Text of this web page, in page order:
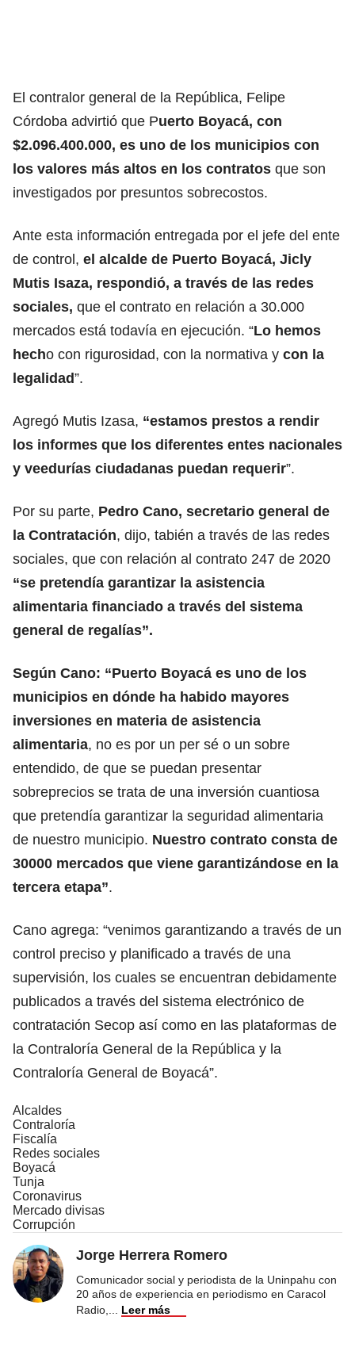
El contralor general de la República, Felipe
Córdoba advirtió que Puerto Boyacá, con
$2.096.400.000, es uno de los municipios con
los valores más altos en los contratos que son
investigados por presuntos sobrecostos.
Ante esta información entregada por el jefe del ente
de control, el alcalde de Puerto Boyacá, Jicly
Mutis Isaza, respondió, a través de las redes
sociales, que el contrato en relación a 30.000
mercados está todavía en ejecución. “Lo hemos
hecho con rigurosidad, con la normativa y con la
legalidad”.
Agregó Mutis Izasa, “estamos prestos a rendir
los informes que los diferentes entes nacionales
y veedurías ciudadanas puedan requerir”.
Por su parte, Pedro Cano, secretario general de
la Contratación, dijo, tabién a través de las redes
sociales, que con relación al contrato 247 de 2020
“se pretendía garantizar la asistencia
alimentaria financiado a través del sistema
general de regalías”.
Según Cano: “Puerto Boyacá es uno de los
municipios en dónde ha habido mayores
inversiones en materia de asistencia
alimentaria, no es por un per sé o un sobre
entendido, de que se puedan presentar
sobreprecios se trata de una inversión cuantiosa
que pretendía garantizar la seguridad alimentaria
de nuestro municipio. Nuestro contrato consta de
30000 mercados que viene garantizándose en la
tercera etapa”.
Cano agrega: “venimos garantizando a través de un
control preciso y planificado a través de una
supervisión, los cuales se encuentran debidamente
publicados a través del sistema electrónico de
contratación Secop así como en las plataformas de
la Contraloría General de la República y la
Contraloría General de Boyacá”.
Alcaldes
Contraloría
Fiscalía
Redes sociales
Boyacá
Tunja
Coronavirus
Mercado divisas
Corrupción
Jorge Herrera Romero
Comunicador social y periodista de la Uninpahu con
20 años de experiencia en periodismo en Caracol
Radio,
Leer más